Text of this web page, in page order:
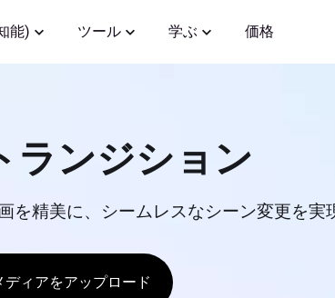
能) ツール 学ぶ 価格
ランジション
精美に、シームレスなシーン変更を実
ディアをアップロード